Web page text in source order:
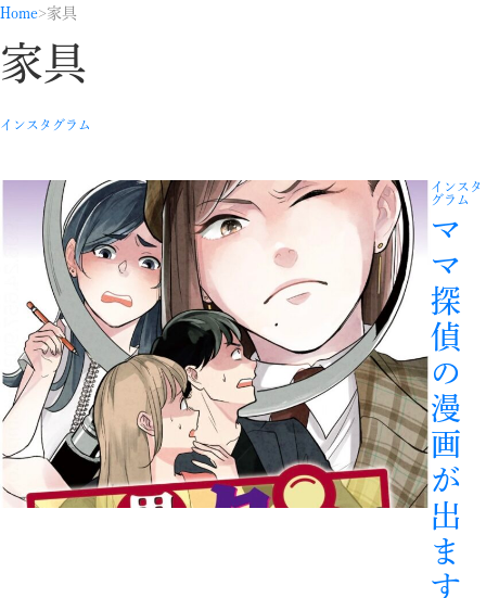
Home 家具
家具
インスタグラム
インスタ
グラム
マ
マ
探
偵
の
漫
画
が
出
ま
す